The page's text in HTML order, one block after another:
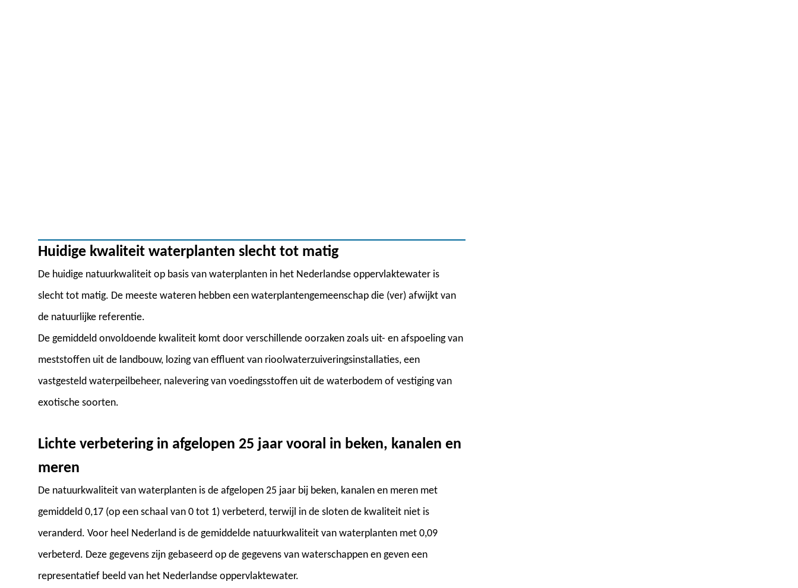
Huidige kwaliteit waterplanten slecht tot matig
De huidige natuurkwaliteit op basis van waterplanten in het Nederlandse oppervlaktewater is
slecht tot matig. De meeste wateren hebben een waterplantengemeenschap die (ver) afwijkt van
de natuurlijke referentie.
De gemiddeld onvoldoende kwaliteit komt door verschillende oorzaken zoals uit- en afspoeling van
meststoffen uit de landbouw, lozing van effluent van rioolwaterzuiveringsinstallaties, een
vastgesteld waterpeilbeheer, nalevering van voedingsstoffen uit de waterbodem of vestiging van
exotische soorten.
Lichte verbetering in afgelopen 25 jaar vooral in beken, kanalen en
meren
De natuurkwaliteit van waterplanten is de afgelopen 25 jaar bij beken, kanalen en meren met
gemiddeld 0,17 (op een schaal van 0 tot 1) verbeterd, terwijl in de sloten de kwaliteit niet is
veranderd. Voor heel Nederland is de gemiddelde natuurkwaliteit van waterplanten met 0,09
verbeterd. Deze gegevens zijn gebaseerd op de gegevens van waterschappen en geven een
representatief beeld van het Nederlandse oppervlaktewater.